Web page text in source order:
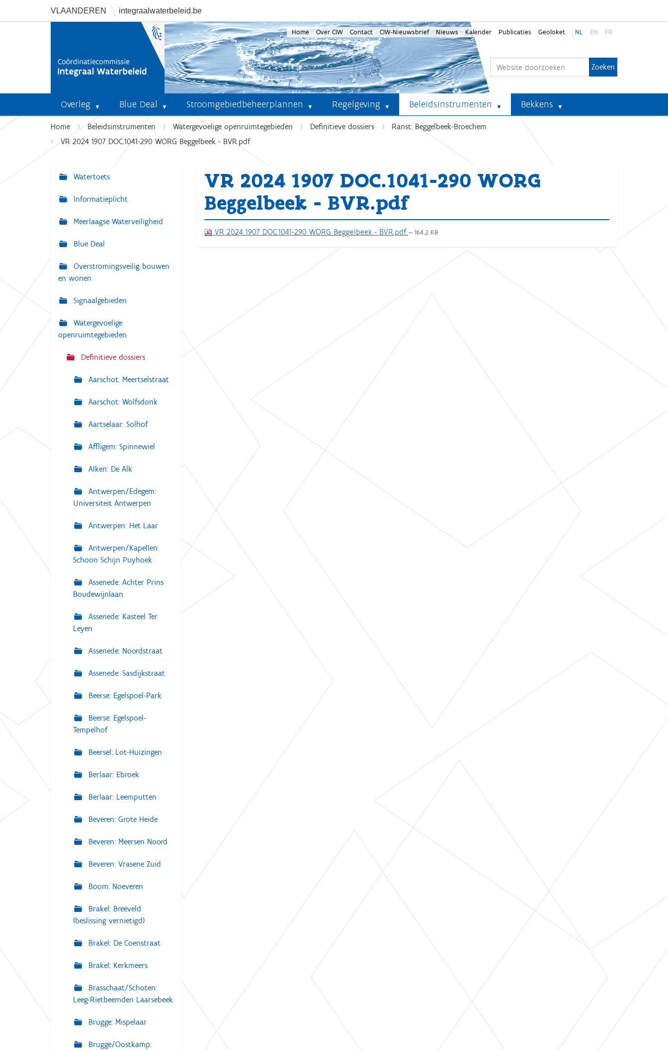
VLAANDEREN integraalwaterbeleid.be
Home Over CIW Contact CIW-Nieuwsbrief Nieuws Kalender Publicaties Geoloket NL EN FR
Overleg Blue Deal Stroomgebiedbeheerplannen Regelgeving Beleidsinstrumenten Bekkens
U
b
e
Home Beleidsinstrumenten Watergevoelige openruimtegebieden Definitieve dossiers
Ranst: Beggelbeek-Broechem
VR 2024 1907 DOC.1041-290 WORG Beggelbeek - BVR.pdf
VR 2024 1907 DOC.1041-290 WORG
Beggelbeek - BVR.pdf
VR 2024 1907 DOC.1041-290 WORG Beggelbeek - BVR.pdf — 164.2 KB
N
a
i
g
t
i
e
Watertoets
Informatieplicht
Meerlaagse Waterveiligheid
Blue Deal
Overstromingsveilig bouwen
en wonen
Signaalgebieden
Watergevoelige
openruimtegebieden
Definitieve dossiers
Aarschot: Meertselstraat
Aarschot: Wolfsdonk
Aartselaar: Solhof
Affligem: Spinnewiel
Alken: De Alk
Antwerpen/Edegem:
Universiteit Antwerpen
Antwerpen: Het Laar
Antwerpen/Kapellen:
Schoon Schijn Puyhoek
Assenede: Achter Prins
Boudewijnlaan
Assenede: Kasteel Ter
Leyen
Assenede: Noordstraat
Assenede: Sasdijkstraat
Beerse: Egelspoel-Park
Beerse: Egelspoel-
Tempelhof
Beersel: Lot-Huizingen
Berlaar: Ebroek
Berlaar: Leemputten
Beveren: Grote Heide
Beveren: Meersen Noord
Beveren: Vrasene Zuid
Boom: Noeveren
Brakel: Breeveld
(beslissing vernietigd)
Brakel: De Coenstraat
Brakel: Kerkmeers
Brasschaat/Schoten:
Leeg-Rietbeemden Laarsebeek
Brugge: Mispelaar
Brugge/Oostkamp: